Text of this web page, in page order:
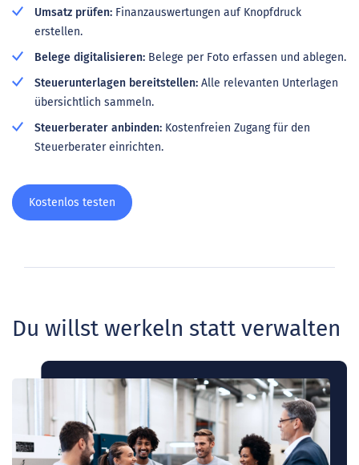
Umsatz prüfen: Finanzauswertungen auf Knopfdruck
erstellen.
Belege digitalisieren: Belege per Foto erfassen und ablegen.
Steuerunterlagen bereitstellen: Alle relevanten Unterlagen
übersichtlich sammeln.
Steuerberater anbinden: Kostenfreien Zugang für den
Steuerberater einrichten.
Kostenlos testen
Du willst werkeln statt verwalten